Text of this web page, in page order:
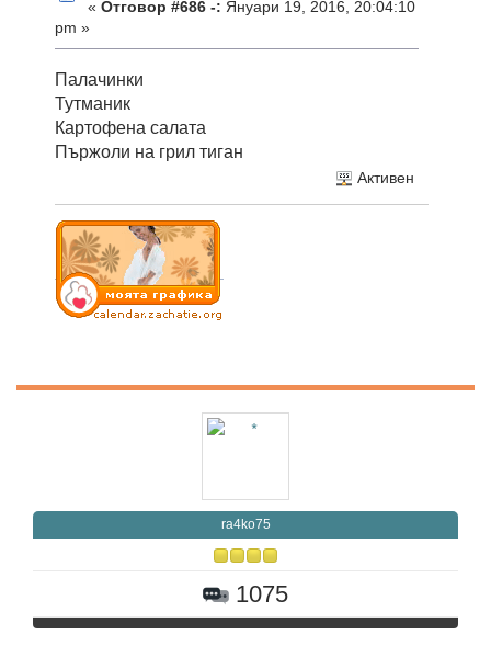
« Отговор #686 -: Януари 19, 2016, 20:04:10
pm »
Палачинки
Тутманик
Картофена салата
Пържоли на грил тиган
Активен
ra4ko75
1075